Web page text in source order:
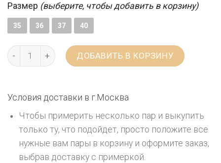
Размер (выберите, чтобы добавить в корзину)
35 36 37 40
ДОБАВИТЬ В КОРЗИНУ
Условия доставки в г. Москва
Чтобы примерить несколько пар и выкупить
только ту, что подойдет, просто положите все
нужные вам пары в корзину и оформите заказ,
выбрав доставку с примеркой.